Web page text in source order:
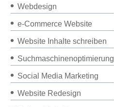
Webdesign
e-Commerce Website
Website Inhalte schreiben
Suchmaschinenoptimierung
Social Media Marketing
Website Redesign